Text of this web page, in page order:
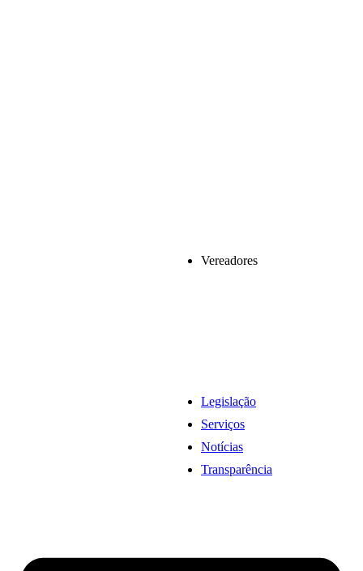
Vereadores
Legislação
Serviços
Notícias
Transparência